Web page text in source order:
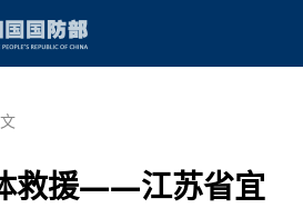
救援——江苏省宜